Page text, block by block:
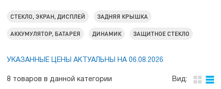
СТЕКЛО, ЭКРАН, ДИСПЛЕЙ ЗАДНЯЯ КРЫШКА
АККУМУЛЯТОР, БАТАРЕЯ ДИНАМИК ЗАЩИТНОЕ СТЕКЛО
УКАЗАННЫЕ ЦЕНЫ АКТУАЛЬНЫ НА 06.08.2026
8 товаров в данной категории Вид: